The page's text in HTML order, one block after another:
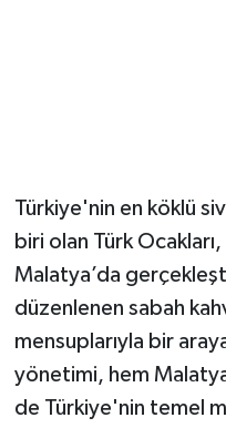
Türkiye'nin en köklü
biri olan Türk
Malatya’da
düzenlenen sabah
mensuplarıyla bir
yönetimi, hem
de Türkiye'nin temel